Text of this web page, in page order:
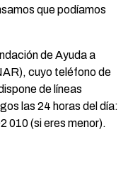
que podíamos
de Ayuda a
cuyo teléfono de
de líneas
las 24 horas del día:
010 (si eres menor).